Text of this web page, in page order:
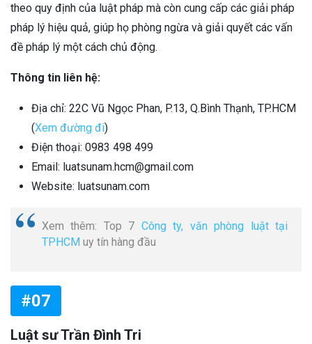
theo quy định của luật pháp mà còn cung cấp các giải pháp
pháp lý hiệu quả, giúp họ phòng ngừa và giải quyết các vấn
đề pháp lý một cách chủ động.
Thông tin liên hệ:
Địa chỉ: 22C Vũ Ngọc Phan, P.13, Q.Bình Thạnh, TP.HCM
(Xem đường đi)
Điện thoại: 0983 498 499
Email: luatsunam.hcm@gmail.com
Website: luatsunam.com
Xem thêm: Top 7 Công ty, văn phòng luật tại
TPHCM uy tín hàng đầu
#07
Luật sư Trần Đình Tri